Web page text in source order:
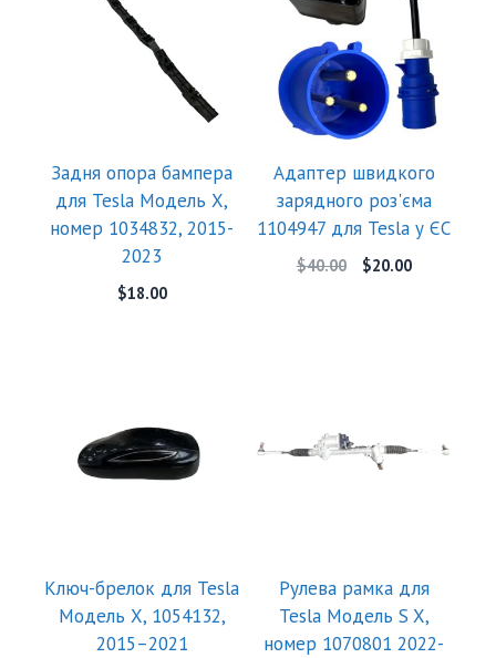
Задня опора бампера
для Tesla Модель X,
номер 1034832, 2015-
2023
$18.00
Адаптер швидкого
зарядного роз'єма
1104947 для Tesla у ЄС
$40.00 $20.00
Ключ-брелок для Tesla
Модель X, 1054132,
2015–2021
Рулева рамка для
Tesla Модель S X,
номер 1070801 2022-